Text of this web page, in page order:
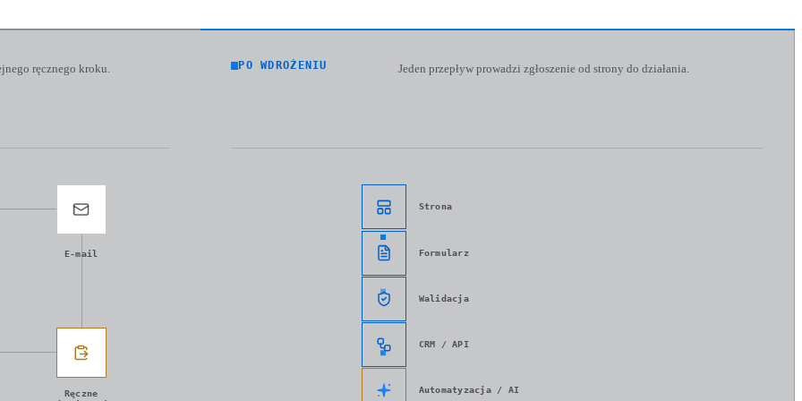
ręcznego kroku.
E-mail
Ręczne
PO WDROŻENIU Jeden przepływ prowadzi zgłoszenie od strony do działania.
Strona
Formularz
Walidacja
CRM / API
Automatyzacja / AI